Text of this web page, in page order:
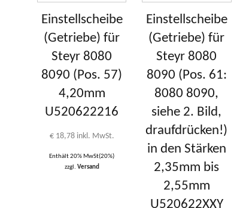
Einstellscheibe
(Getriebe) für
Steyr 8080
8090 (Pos. 57)
4,20mm
U520622216
€18,78 inkl. MwSt.
Enthält 20% MwSt(20%)
zzgl. Versand
Einstellscheibe
(Getriebe) für
Steyr 8080
8090 (Pos. 61:
8080 8090,
siehe 2. Bild,
draufdrücken!)
in den Stärken
2,35mm bis
2,55mm
U520622XXY